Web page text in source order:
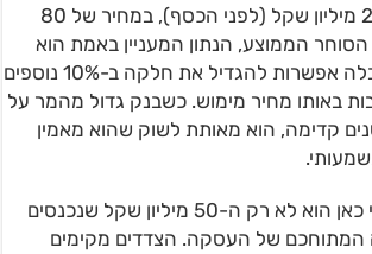
שווי חברה של כ-279 מיליון שקל (לפני הכסף), במחיר של 80
הסוחר הממוצע, הנתון המעניין באמת הוא
האופציות: לאומי קיבלה אפשרות להגדיל את חלקה ב-10% נוספים
באותו מחיר מימוש. כשבנק גדול מהמר על
קדימה, הוא מאותת לשוק שהוא מאמין
אבל הסיפור האמיתי כאן הוא לא רק ה-50 מיליון שקל שנכנסים
המתוחכם של העסקה. הצדדים מקימים